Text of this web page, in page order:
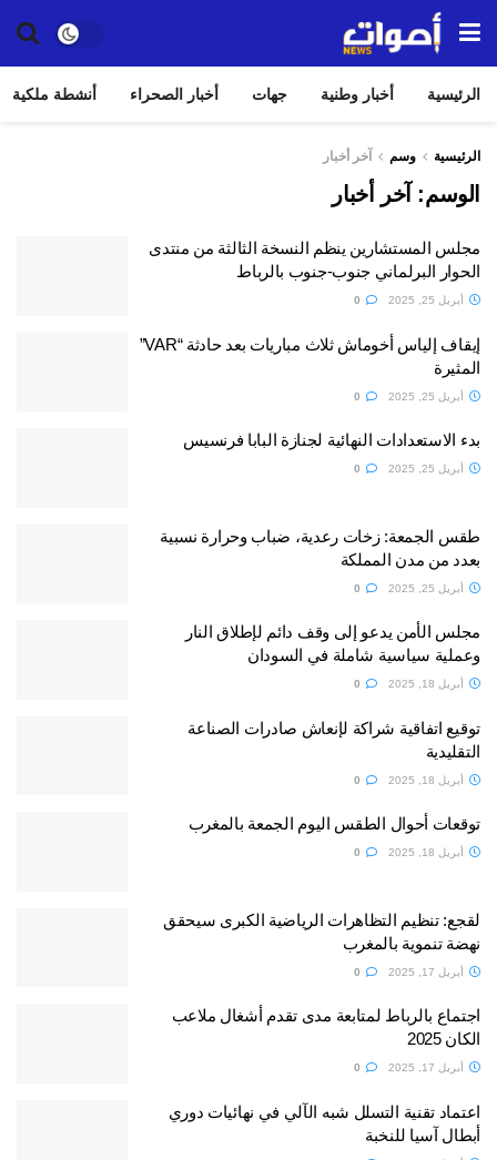
الرئيسية أخبار وطنية جهات أخبار الصحراء أنشطة ملكية
الرئيسية وسم آخر أخبار
الوسم: آخر أخبار
مجلس المستشارين ينظم النسخة الثالثة من منتدى
الحوار البرلماني جنوب-جنوب بالرباط
أبريل 25, 2025
إيقاف إلياس أخوماش ثلاث مباريات بعد حادثة “VAR”
المثيرة
أبريل 25, 2025
بدء الاستعدادات النهائية لجنازة البابا فرنسيس
أبريل 25, 2025
طقس الجمعة: زخات رعدية، ضباب وحرارة نسبية
بعدد من مدن المملكة
أبريل 25, 2025
مجلس الأمن يدعو إلى وقف دائم لإطلاق النار
وعملية سياسية شاملة في السودان
أبريل 18, 2025
توقيع اتفاقية شراكة لإنعاش صادرات الصناعة
التقليدية
أبريل 18, 2025
توقعات أحوال الطقس اليوم الجمعة بالمغرب
أبريل 18, 2025
لقجع: تنظيم التظاهرات الرياضية الكبرى سيحقق
نهضة تنموية بالمغرب
أبريل 17, 2025
اجتماع بالرباط لمتابعة مدى تقدم أشغال ملاعب
الكان 2025
أبريل 17, 2025
اعتماد تقنية التسلل شبه الآلي في نهائيات دوري
أبطال آسيا للنخبة